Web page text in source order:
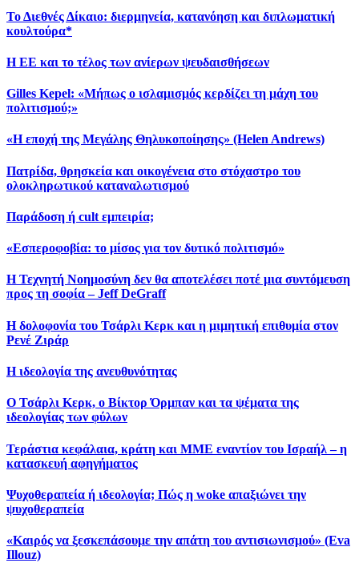
Το Διεθνές Δίκαιο: διερμηνεία, κατανόηση και διπλωματική
κουλτούρα*
Η ΕΕ και το τέλος των ανίερων ψευδαισθήσεων
Gilles Kepel: «Μήπως ο ισλαμισμός κερδίζει τη μάχη του
πολιτισμού;»
«H εποχή της Μεγάλης Θηλυκοποίησης» (Helen Andrews)
Πατρίδα, θρησκεία και οικογένεια στο στόχαστρο του
ολοκληρωτικού καταναλωτισμού
Παράδοση ή cult εμπειρία;
«Εσπεροφοβία: το μίσος για τον δυτικό πολιτισμό»
Η Τεχνητή Νοημοσύνη δεν θα αποτελέσει ποτέ μια συντόμευση
προς τη σοφία – Jeff DeGraff
Η δολοφονία του Τσάρλι Κερκ και η μιμητική επιθυμία στον
Ρενέ Ζιράρ
Η ιδεολογία της ανευθυνότητας
Ο Τσάρλι Κερκ, ο Βίκτορ Όρμπαν και τα ψέματα της
ιδεολογίας των φύλων
Τεράστια κεφάλαια, κράτη και ΜΜΕ εναντίον του Ισραήλ – η
κατασκευή αφηγήματος
Ψυχοθεραπεία ή ιδεολογία; Πώς η woke απαξιώνει την
ψυχοθεραπεία
«Καιρός να ξεσκεπάσουμε την απάτη του αντισιωνισμού» (Eva
Illοuz)